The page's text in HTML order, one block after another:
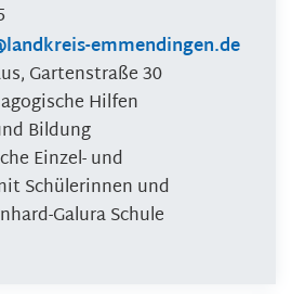
emmendingen.de
Gartenstraße 30
Hilfen
Bildung
Einzel- und
Schülerinnen und
Galura Schule